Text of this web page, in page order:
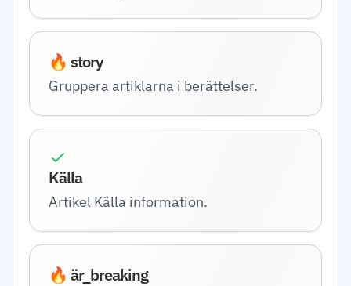
🔥 story
Gruppera artiklarna i berättelser.
Källa
Artikel Källa information.
🔥 är_breaking